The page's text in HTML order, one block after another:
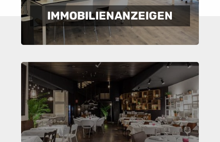
IMMOBILIENANZEIGEN